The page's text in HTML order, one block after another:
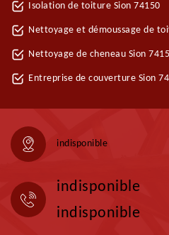
Isolation de toiture Sion 74150
Nettoyage et démoussage de
Nettoyage de cheneau Sion
Entreprise de couverture Sion
indisponible
indisponible
indisponible